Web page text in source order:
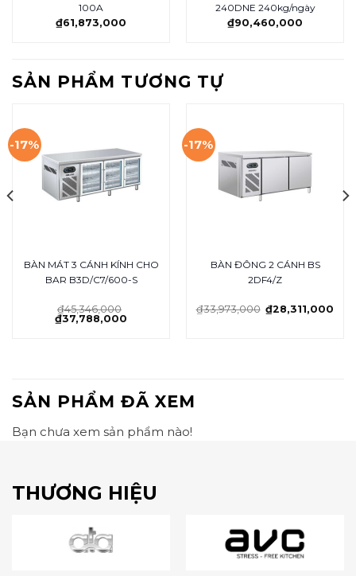
100A
₫61,873,000
240DNE 240kg/ngày
₫90,460,000
SẢN PHẨM TƯƠNG TỰ
-17%
BÀN MÁT 3 CÁNH KÍNH CHO
BAR B3D/C7/600-S
₫45,346,000
₫37,788,000
-17%
BÀN ĐÔNG 2 CÁNH BS
2DF4/Z
₫33,973,000 ₫28,311,000
SẢN PHẨM ĐÃ XEM
Bạn chưa xem sản phẩm nào!
THƯƠNG HIỆU